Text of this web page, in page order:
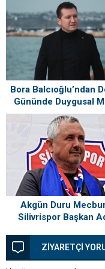
Bora Balcıoğlu’ndan
Gününde Duygusal
“Silivri’mi Çok
Akgün Duru
Silivrispor Başkan
ZİYARETÇİ